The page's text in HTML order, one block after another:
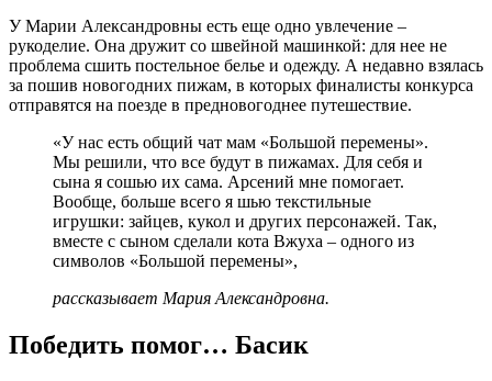
У Марии Александровны есть еще одно увлечение –
рукоделие. Она дружит со швейной машинкой: для нее не
проблема сшить постельное белье и одежду. А недавно взялась
за пошив новогодних пижам, в которых финалисты конкурса
отправятся на поезде в предновогоднее путешествие.
«У нас есть общий чат мам «Большой перемены».
Мы решили, что все будут в пижамах. Для себя и
сына я сошью их сама. Арсений мне помогает.
Вообще, больше всего я шью текстильные
игрушки: зайцев, кукол и других персонажей. Так,
вместе с сыном сделали кота Вжуха – одного из
символов «Большой перемены»,
рассказывает Мария Александровна.
Победить помог… Басик